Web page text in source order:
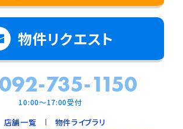
物件リクエスト
735-1150
10:00～17:00受付
店舗一覧
物件ライブラリ